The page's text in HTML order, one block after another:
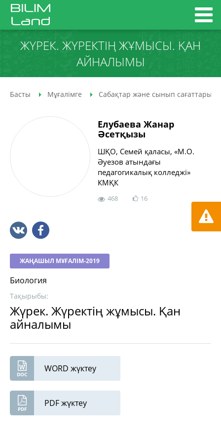
ЖҮРЕК. ЖҮРЕКТІҢ ЖҰМЫСЫ. ҚАН
АЙНАЛЫМЫ
Басты Мұғалімге Сабақтар және сынып сағаттары
Елубаева Жанар
Әсетқызы
ШҚО, Семей қаласы, «М.О.
Әуезов атындағы
педагогикалық колледжі»
КМҚК
468 16
ЖАҢАШЫЛ МҰҒАЛІМ-2019
Биология
Тақырыбы:
Жүрек. Жүректің жұмысы. Қан
айналымы
WORD жүктеу
PDF жүктеу